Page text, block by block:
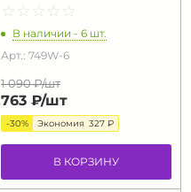
☆ ☆ ☆ ☆ ☆
★ ★ ★ ★ ★
В наличии - 6 шт.
Арт.: 749W-6
1 090 ₽/шт
763 ₽/шт
-30% Экономия 327 ₽
В КОРЗИНУ